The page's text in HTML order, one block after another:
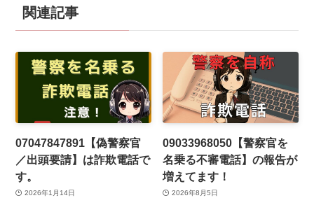
関連記事
07047847891【偽警察官
／出頭要請】は詐欺電話で
す。
2026年1月14日
09033968050【警察官を
名乗る不審電話】の報告が
増えてます！
2026年8月5日